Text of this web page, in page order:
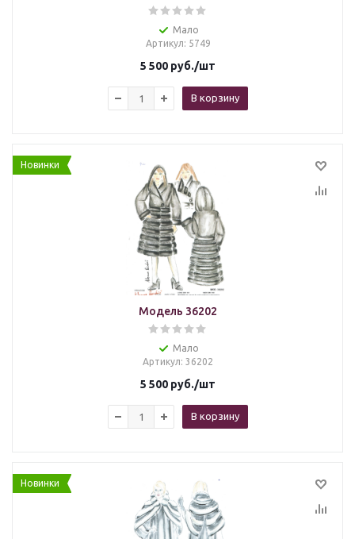
Мало
Артикул: 5749
5 500 руб./шт
В корзину
Новинки
Модель 36202
Мало
Артикул: 36202
5 500 руб./шт
В корзину
Новинки